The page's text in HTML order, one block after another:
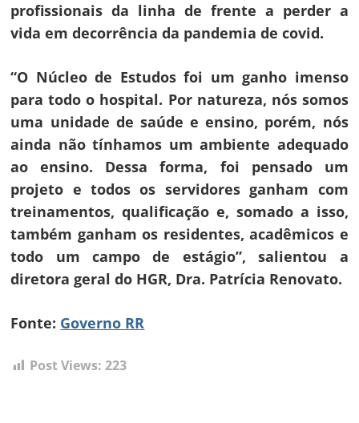
profissionais da linha de frente a perder a
vida em decorrência da pandemia de covid.
“O Núcleo de Estudos foi um ganho imenso
para todo o hospital. Por natureza, nós somos
uma unidade de saúde e ensino, porém, nós
ainda não tínhamos um ambiente adequado
ao ensino. Dessa forma, foi pensado um
projeto e todos os servidores ganham com
treinamentos, qualificação e, somado a isso,
também ganham os residentes, acadêmicos e
todo um campo de estágio”, salientou a
diretora geral do HGR, Dra. Patrícia Renovato.
Fonte: Governo RR
Post Views: 223